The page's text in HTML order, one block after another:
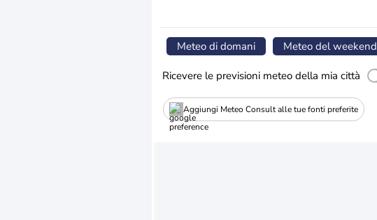
Meteo di domani Meteo del weekend
Ricevere le previsioni meteo della mia città
Aggiungi Meteo Consult alle tue fonti preferite